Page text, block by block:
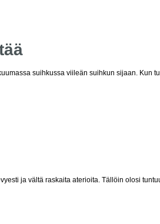
suihkussa viileän suihkun sijaan. Kun
ja vältä raskaita aterioita. Tällöin olosi